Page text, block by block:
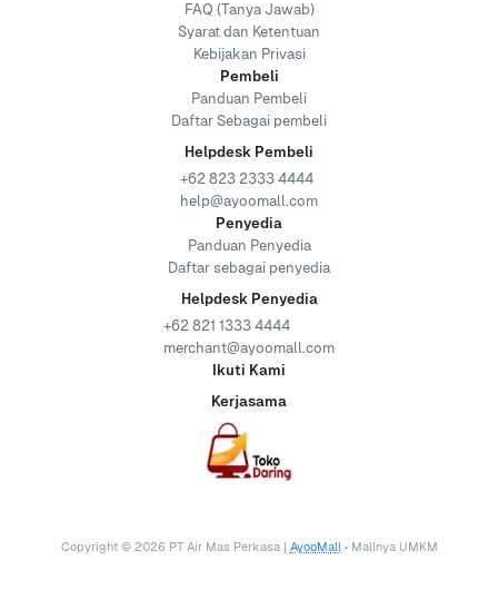
FAQ (Tanya Jawab)
Syarat dan Ketentuan
Kebijakan Privasi
Pembeli
Panduan Pembeli
Daftar Sebagai pembeli
Helpdesk Pembeli
+62 823 2333 4444
help@ayoomall.com
Penyedia
Panduan Penyedia
Daftar sebagai penyedia
Helpdesk Penyedia
+62 821 1333 4444
merchant@ayoomall.com
Ikuti Kami
Kerjasama
Copyright © 2026 PT Air Mas Perkasa | AyooMall • Mallnya UMKM